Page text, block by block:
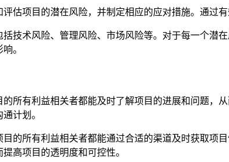
估项目的潜在风险，并制定相应的应对措施。通过
技术风险、管理风险、市场风险等。对于每一个潜
。
所有利益相关者都能及时了解项目的进展和问题，
计划。
的所有利益相关者都能通过合适的渠道及时获取项
高项目的透明度和可控性。